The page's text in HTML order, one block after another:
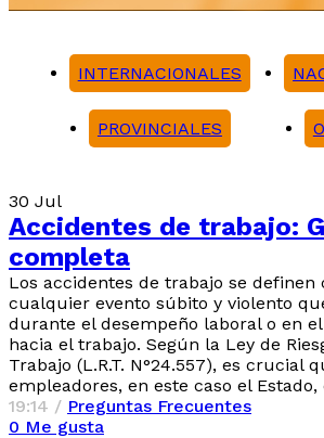
Noticias
INTERNACIONALES
PROVINCIALES
30 Jul
Accidentes de trabajo:
completa
Los accidentes de trabajo se definen
cualquier evento súbito y violento
durante el desempeño laboral o en
hacia el trabajo. Según la Ley de
Trabajo (L.R.T. N°24.557), es crucial
empleadores, en este caso el Estado,
19:14 / Preguntas Frecuentes
0 Me gusta